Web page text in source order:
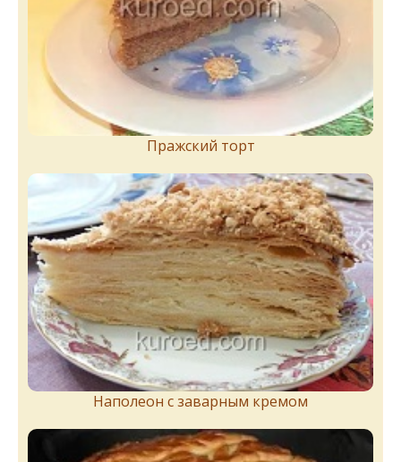
Пражский торт
Наполеон с заварным кремом